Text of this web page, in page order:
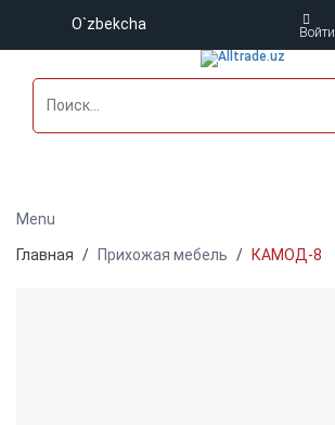
O`zbekcha
Войти
Menu
Главная Прихожая мебель КАМОД-8